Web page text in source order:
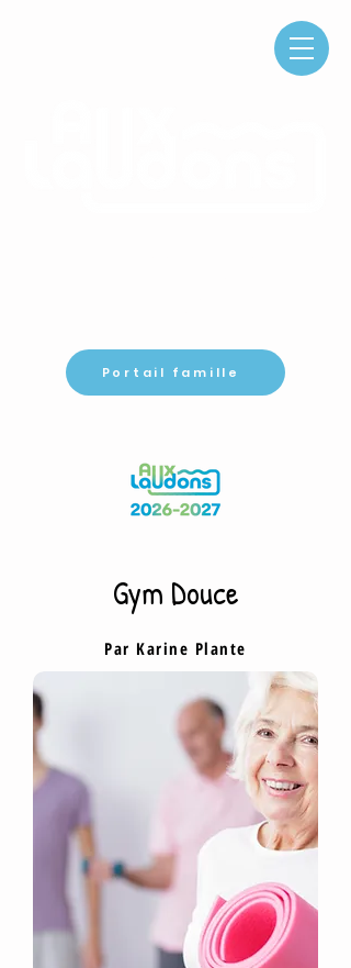
Portail famille
Gym Douce
Par Karine Plante